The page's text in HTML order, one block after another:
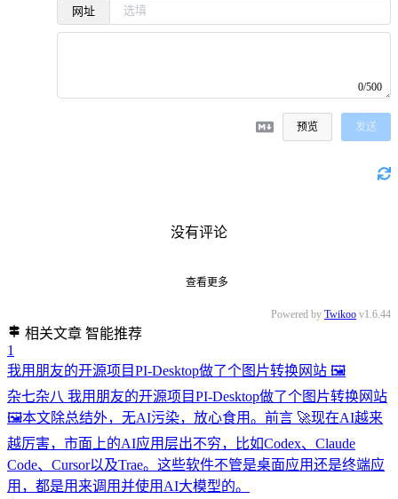
网址
0/500
预览 发送
没有评论
查看更多
Powered by Twikoo v1.6.44
相关文章 智能推荐
1
我用朋友的开源项目PI-Desktop做了个图片转换网站 🖼️
杂七杂八 我用朋友的开源项目PI-Desktop做了个图片转换网站
🖼️本文除总结外，无AI污染，放心食用。前言 🚀现在AI越来
越厉害，市面上的AI应用层出不穷，比如Codex、Claude
Code、Cursor以及Trae。这些软件不管是桌面应用还是终端应
用，都是用来调用并使用AI大模型的。